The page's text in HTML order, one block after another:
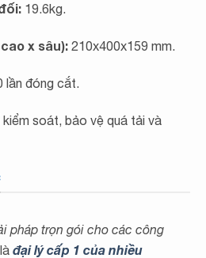
19.6kg.
x sâu): 210x400x159 mm.
lần đóng cắt.
kiểm soát, bảo vệ quá tải và
pháp trọn gói cho các công
đại lý cấp 1 của nhiều